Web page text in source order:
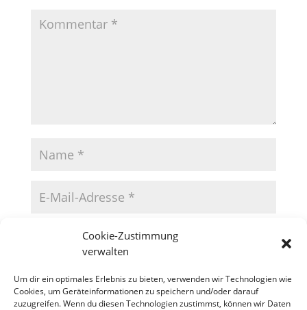
Cookie-Zustimmung
verwalten
Um dir ein optimales Erlebnis zu bieten, verwenden wir Technologien wie
Cookies, um Geräteinformationen zu speichern und/oder darauf
zuzugreifen. Wenn du diesen Technologien zustimmst, können wir Daten